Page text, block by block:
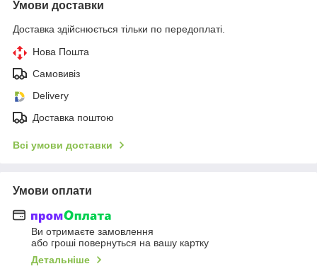
Умови доставки
Доставка здійснюється тільки по передоплаті.
Нова Пошта
Самовивіз
Delivery
Доставка поштою
Всі умови доставки
Умови оплати
Ви отримаєте замовлення
або гроші повернуться на вашу картку
Детальніше